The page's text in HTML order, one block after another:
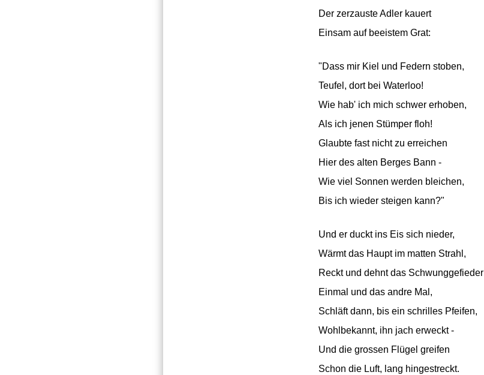
Der zerzauste Adler kauert
Einsam auf beeistem Grat:
"Dass mir Kiel und Federn stoben,
Teufel, dort bei Waterloo!
Wie hab' ich mich schwer erhoben,
Als ich jenen Stümper floh!
Glaubte fast nicht zu erreichen
Hier des alten Berges Bann -
Wie viel Sonnen werden bleichen,
Bis ich wieder steigen kann?"
Und er duckt ins Eis sich nieder,
Wärmt das Haupt im matten Strahl,
Reckt und dehnt das Schwunggefieder
Einmal und das andre Mal,
Schläft dann, bis ein schrilles Pfeifen,
Wohlbekannt, ihn jach erweckt -
Und die grossen Flügel greifen
Schon die Luft, lang hingestreckt.